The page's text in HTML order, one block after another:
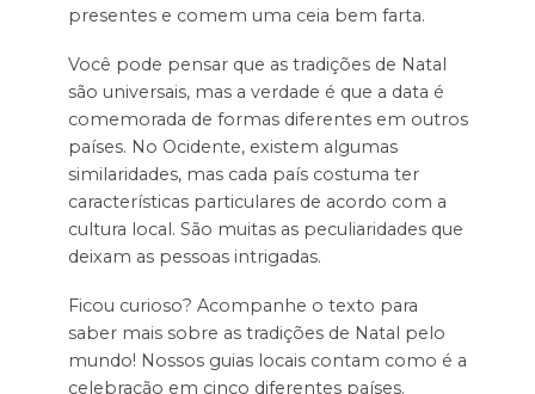
presentes e comem uma ceia bem farta.
Você pode pensar que as tradições de Natal
são universais, mas a verdade é que a data é
comemorada de formas diferentes em outros
países. No Ocidente, existem algumas
similaridades, mas cada país costuma ter
características particulares de acordo com a
cultura local. São muitas as peculiaridades que
deixam as pessoas intrigadas.
Ficou curioso? Acompanhe o texto para
saber mais sobre as tradições de Natal pelo
mundo! Nossos guias locais contam como é a
celebração em cinco diferentes países.